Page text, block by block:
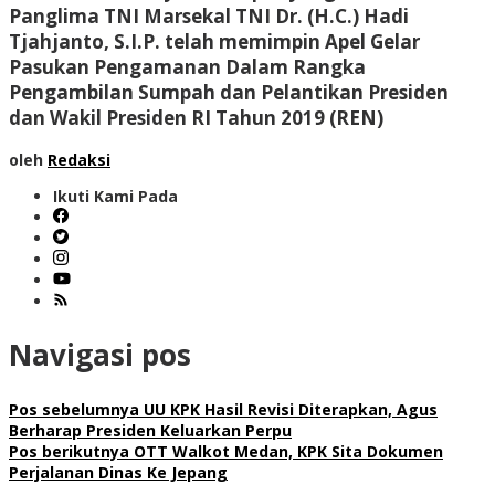
Panglima TNI Marsekal TNI Dr. (H.C.) Hadi
Tjahjanto, S.I.P. telah memimpin Apel Gelar
Pasukan Pengamanan Dalam Rangka
Pengambilan Sumpah dan Pelantikan Presiden
dan Wakil Presiden RI Tahun 2019 (REN)
oleh Redaksi
Ikuti Kami Pada
Navigasi pos
Pos sebelumnya UU KPK Hasil Revisi Diterapkan, Agus
Berharap Presiden Keluarkan Perpu
Pos berikutnya OTT Walkot Medan, KPK Sita Dokumen
Perjalanan Dinas Ke Jepang